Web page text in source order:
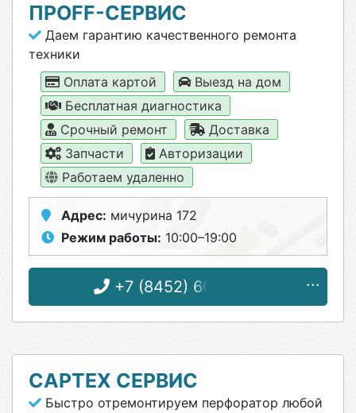
ПРОFF-СЕРВИС
Даем гарантию качественного ремонта
техники
Оплата картой
Выезд на дом
Бесплатная диагностика
Срочный ремонт
Доставка
Запчасти
Авторизации
Работаем удаленно
Адрес: мичурина 172
Режим работы: 10:00–19:00
+7 (8452) 60-10-31
САРТЕХ СЕРВИС
Быстро отремонтируем перфоратор любой